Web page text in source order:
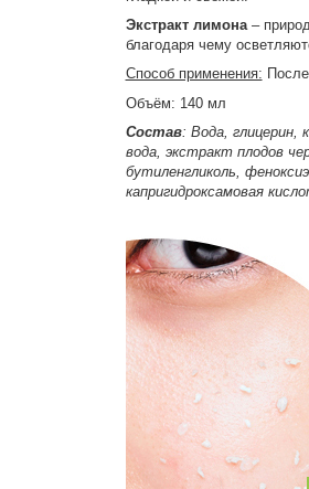
Экстракт лимона–
благодаря чему
Способ применения:
Объём: 140 мл
Состав: Вода, глицерин,
вода, экстракт плодов
бутиленгликоль,
капригидроксамовая